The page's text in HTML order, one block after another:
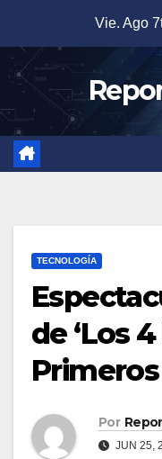
contenido
Vie. Ago
TECNOLOGÍA
de ‘Los
Primeros
Por
JUN 25,